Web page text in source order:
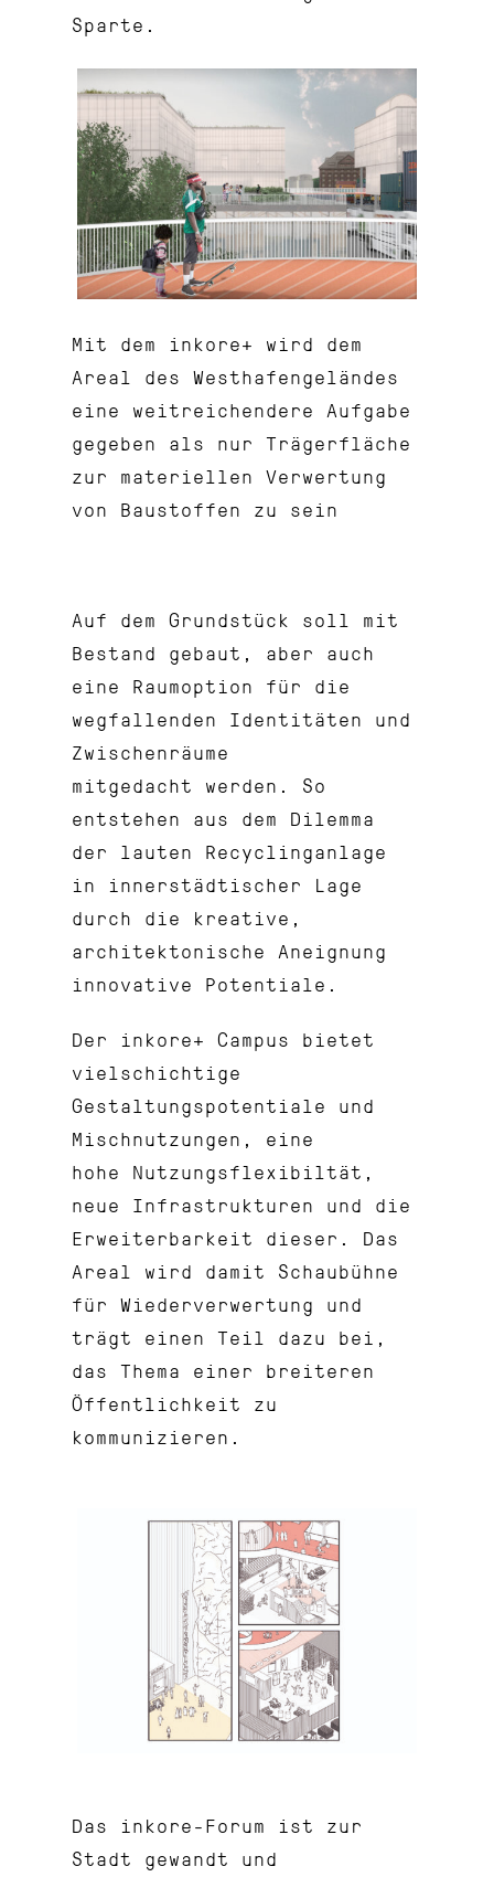
Sparte.
Mit dem inkore+ wird dem
Areal des Westhafengeländes
eine weitreichendere Aufgabe
gegeben als nur Trägerfläche
zur materiellen Verwertung
von Baustoffen zu sein
Auf dem Grundstück soll mit
Bestand gebaut, aber auch
eine Raumoption für die
wegfallenden Identitäten und
Zwischenräume
mitgedacht werden. So
entstehen aus dem Dilemma
der lauten Recyclinganlage
in innerstädtischer Lage
durch die kreative,
architektonische Aneignung
innovative Potentiale.
Der inkore+ Campus bietet
vielschichtige
Gestaltungspotentiale und
Mischnutzungen, eine
hohe Nutzungsflexibiltät,
neue Infrastrukturen und die
Erweiterbarkeit dieser. Das
Areal wird damit Schaubühne
für Wiederverwertung und
trägt einen Teil dazu bei,
das Thema einer breiteren
Öffentlichkeit zu
kommunizieren.
Das inkore-Forum ist zur
Stadt gewandt und